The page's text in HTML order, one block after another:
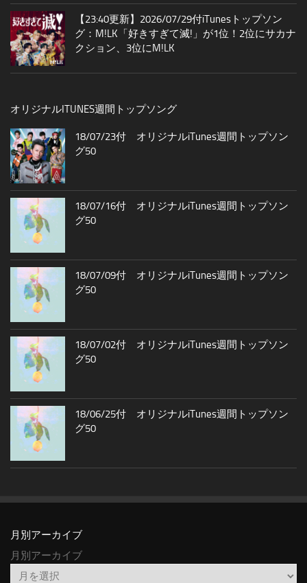
【23:40更新】2026/07/29付iTunesトップソン
グ：M!LK「好きすぎて滅!」が1位！2位にサカナ
クション、3位にM!LK
オリジナルITUNES週間トップソング
18/07/23付 オリジナルiTunes週間トップソン
グ50
18/07/16付 オリジナルiTunes週間トップソン
グ50
18/07/09付 オリジナルiTunes週間トップソン
グ50
18/07/02付 オリジナルiTunes週間トップソン
グ50
18/06/25付 オリジナルiTunes週間トップソン
グ50
月別アーカイブ
月別アーカイブ